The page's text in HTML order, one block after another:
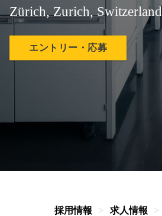
Zürich, Zurich, Switzerland
エントリー・応募
採用情報 求人情報